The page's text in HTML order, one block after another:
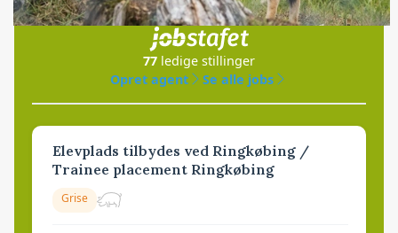
i samarbejde med
77 ledige stillinger
Opret agent
Se alle jobs
Elevplads tilbydes ved Ringkøbing /
Trainee placement Ringkøbing
Grise